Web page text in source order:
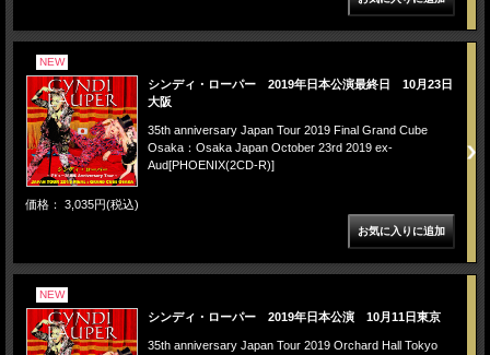
NEW
シンディ・ローパー 2019年日本公演最終日 10月23日
大阪
35th anniversary Japan Tour 2019 Final Grand Cube
Osaka：Osaka Japan October 23rd 2019 ex-
Aud[PHOENIX(2CD-R)]
価格： 3,035円(税込)
NEW
シンディ・ローパー 2019年日本公演 10月11日東京
35th anniversary Japan Tour 2019 Orchard Hall Tokyo